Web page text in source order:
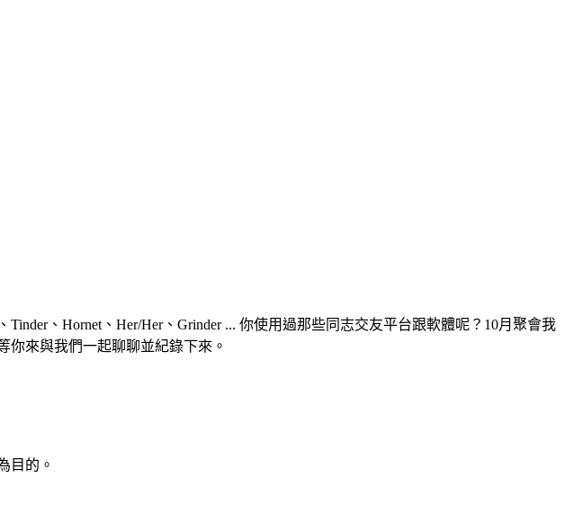
、Hornet、Her/Her、Grinder ... 你使用過那些同志交友平台跟軟體呢？10月聚會我
來與我們一起聊聊並紀錄下來。
目的。